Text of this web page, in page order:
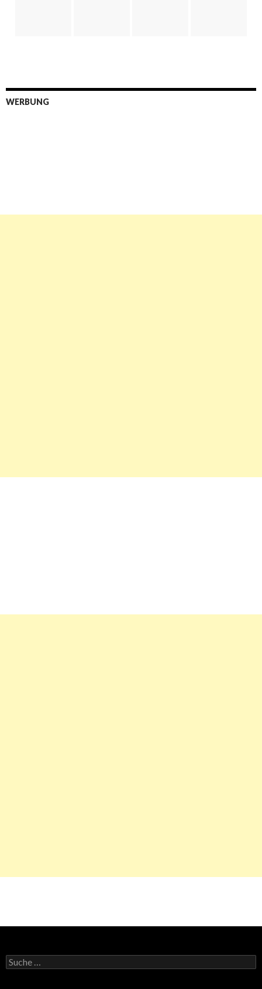
WERBUNG
Suche
nach: